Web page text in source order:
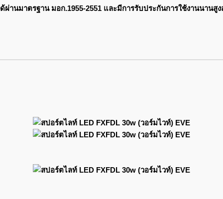
ผ่านมาตรฐาน มอก.1955-2551 และมีการรับประกันการใช้งานนานสู